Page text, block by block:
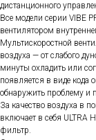
дистанционного
Все модели серии VIBE
вентилятором
Мультискоростной
воздуха — от слабого
минуты охладить или
появляется в виде кода
обнаружить проблему и
За качество воздуха в
включает в себя ULTRA
фильтр.